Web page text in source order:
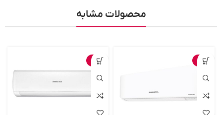
محصولات مشابه
-4%
-3%